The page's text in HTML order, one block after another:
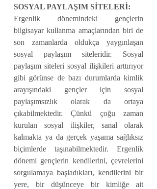
SOSYAL PAYLAŞIM SİTELERİ:
Ergenlik dönemindeki gençlerin
bilgisayar kullanma amaçlarından biri de
son zamanlarda oldukça yaygınlaşan
sosyal paylaşım siteleridir. Sosyal
paylaşım siteleri sosyal ilişkileri arttırıyor
gibi görünse de bazı durumlarda kimlik
arayışındaki gençler için sosyal
paylaşımsızlık olarak da ortaya
çıkabilmektedir. Çünkü çoğu zaman
kurulan sosyal ilişkiler, sanal olarak
kalmakta ya da gerçek yaşama sağlıksız
biçimlerde taşınabilmektedir. Ergenlik
dönemi gençlerin kendilerini, çevrelerini
sorgulamaya başladıkları, kendilerini bir
yere, bir düşünceye bir kimliğe ait